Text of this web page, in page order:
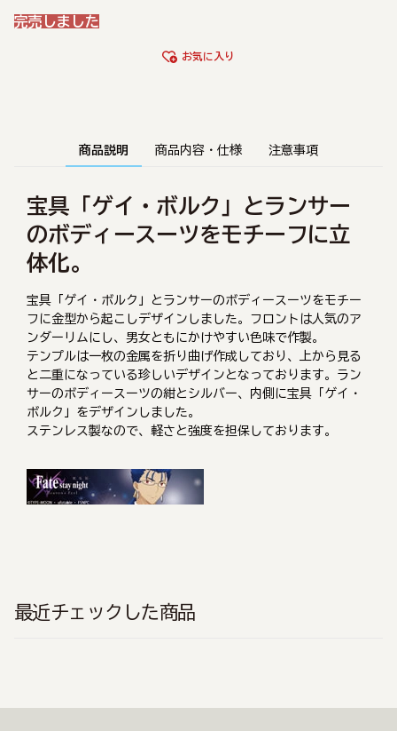
完売しました
お気に入り
商品説明 商品内容・仕様 注意事項
宝具「ゲイ・ボルク」とランサー
のボディースーツをモチーフに立
体化。
宝具「ゲイ・ボルク」とランサーのボディースーツをモチー
フに金型から起こしデザインしました。フロントは人気のア
ンダーリムにし、男女ともにかけやすい色味で作製。
テンプルは一枚の金属を折り曲げ作成しており、上から見る
と二重になっている珍しいデザインとなっております。ラン
サーのボディースーツの紺とシルバー、内側に宝具「ゲイ・
ボルク」をデザインしました。
ステンレス製なので、軽さと強度を担保しております。
最近チェックした商品